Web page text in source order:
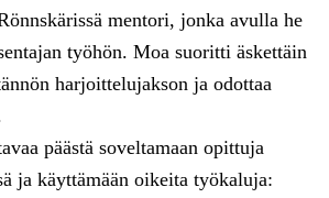
mentori, jonka avulla he
työhön. Moa suoritti äskettäin
harjoittelujakson ja odottaa
päästä soveltamaan opittuja
ja käyttämään oikeita työkaluja: